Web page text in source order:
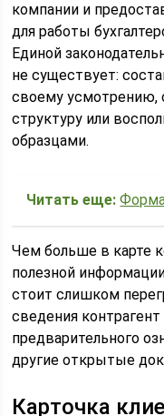
компании и
для работы
Единой
не существует:
своему усмотрению,
структуру или
образцами.
Читать еще: Форма
Чем больше в карте
полезной
стоит слишком
сведения
предварительного
другие открытые
Карточка